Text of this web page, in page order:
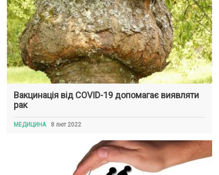
Вакцинація від COVID-19 допомагає виявляти
рак
МЕДИЦИНА 8 лют 2022